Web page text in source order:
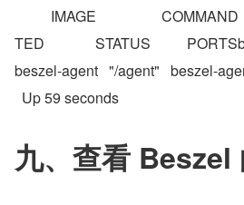
IMAGE                  COMMAND
TED              STATUS
beszel-agent   "/agent"   beszel-
Up 59 seconds
九、查看 Beszel